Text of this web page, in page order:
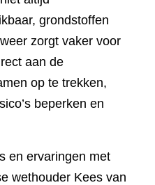
grondstoffen
zorgt vaker voor
aan de
op te trekken,
beperken en
en ervaringen met
wethouder Kees van